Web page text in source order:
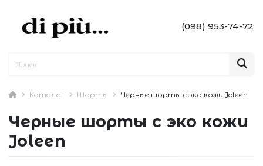
(098) 953-74-72
Каталог Шорты Черные шорты с эко кожи Joleen
Черные шорты с эко кожи
Joleen